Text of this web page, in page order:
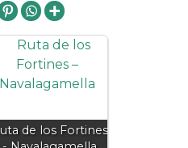
de los Fortines